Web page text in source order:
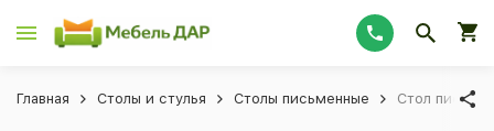
Главная Столы и стулья Столы письменные Стол